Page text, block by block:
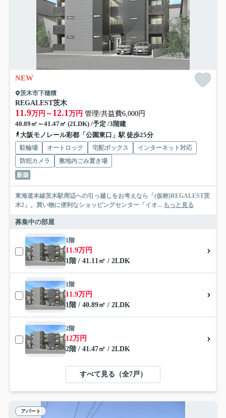
NEW
茨木市下穂積
REGALEST茨木
11.9万円～ 12.1万円 管理/共益費6,000円
40.89㎡～41.47㎡ (2LDK) /予定 /3階建
大阪モノレール彩都「公園東口」駅 徒歩25分
駐輪場 オートロック 宅配ボックス
インターネット対応
防犯カメラ
敷地内ごみ置き場
新築
東海道本線茨木駅周辺への引っ越しをお考えなら「(仮称)REGALEST茨
木2」。買い物に便利なショッピングセンター「イオ... もっと見る
募集中の部屋
1階
11.9万円
1階 / 41.11㎡ / 2LDK
1階
11.9万円
1階 / 40.89㎡ / 2LDK
2階
12万円
2階 / 41.47㎡ / 2LDK
すべて見る（全7戸）
アパート